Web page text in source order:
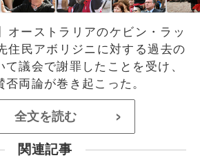
オーストラリアのケビン・ラッ
住民アボリジニに対する過去の
議会で謝罪したことを受け、
両論が巻き起こった。
全文を読む >
関連記事